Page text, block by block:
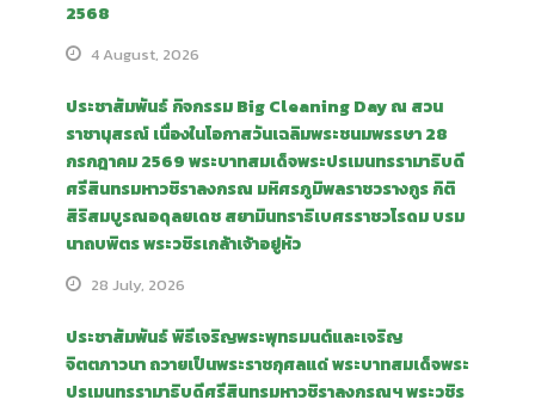
2568
4 August, 2026
ประชาสัมพันธ์ กิจกรรม Big Cleaning Day ณ สวน
ราชานุสรณ์ เนื่องในโอกาสวันเฉลิมพระชนมพรรษา 28
กรกฎาคม 2569 พระบาทสมเด็จพระปรเมนทรรามาธิบดี
ศรีสินทรมหาวชิราลงกรณ มหิศรภูมิพลราชวรางกูร กิติ
สิริสมบูรณอดุลยเดช สยามินทราธิเบศรราชวโรดม บรม
นาถบพิตร พระวชิรเกล้าเจ้าอยู่หัว
28 July, 2026
ประชาสัมพันธ์ พิธีเจริญพระพุทธมนต์และเจริญ
จิตตภาวนา ถวายเป็นพระราชกุศลแด่ พระบาทสมเด็จพระ
ปรเมนทรรามาธิบดีศรีสินทรมหาวชิราลงกรณฯ พระวชิร